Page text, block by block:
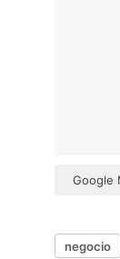
Google
negocio